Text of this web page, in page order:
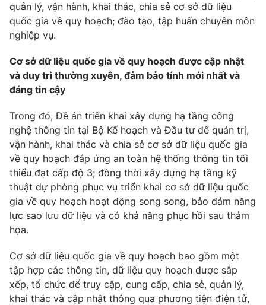
Cơ quan chủ quản: Đài Truyền hình Việt Nam
Cơ quan báo chí:
cấp ngày 29/12/2023
Tổng Biên tập:Vũ Thanh Thủy
Phó Tổng Biên tập:
Tổng đài VTV:024.38 355 931 - 024.38 355 932
Ðiện thoại Thời báo VTV:024.66 897 897
Email:toasoan@vtv.vn
Liên hệ quảng cáo: 024-7300.7108
quản lý, vận hành, khai thác, chia sẻ cơ sở dữ liệu
quốc gia về quy hoạch; đào tạo, tập huấn chuyên môn
nghiệp vụ.
Cơ sở dữ liệu quốc gia về quy hoạch được cập nhật
và duy trì thường xuyên, đảm bảo tính mới nhất và
đáng tin cậy
Trong đó, Đề án triển khai xây dựng hạ tầng công
nghệ thông tin tại Bộ Kế hoạch và Đầu tư để quản trị,
vận hành, khai thác và chia sẻ cơ sở dữ liệu quốc gia
về quy hoạch đáp ứng an toàn hệ thống thông tin tối
thiểu đạt cấp độ 3; đồng thời xây dựng hạ tầng kỹ
thuật dự phòng phục vụ triển khai cơ sở dữ liệu quốc
gia về quy hoạch hoạt động song song, bảo đảm năng
lực sao lưu dữ liệu và có khả năng phục hồi sau thảm
họa.
Cơ sở dữ liệu quốc gia về quy hoạch bao gồm một
tập hợp các thông tin, dữ liệu quy hoạch được sắp
xếp, tổ chức để truy cập, cung cấp, chia sẻ, quản lý,
khai thác và cập nhật thông qua phương tiện điện tử,